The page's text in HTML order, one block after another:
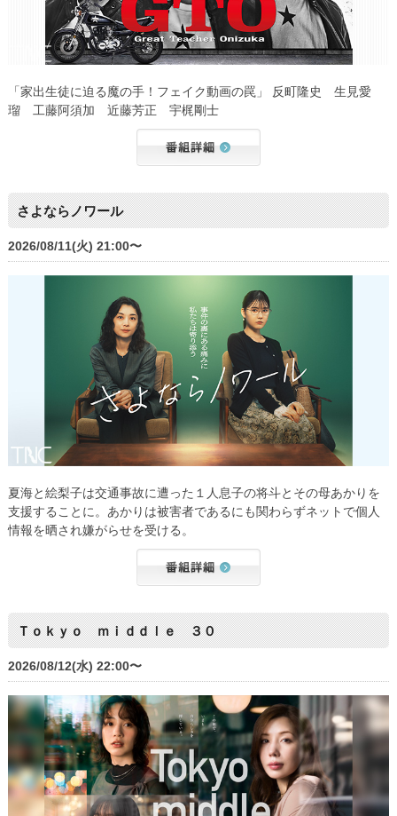
「家出生徒に迫る魔の手！フェイク動画の罠」 反町隆史 生見愛
瑠 工藤阿須加 近藤芳正 宇梶剛士
さよならノワール
2026/08/11(火) 21:00〜
夏海と絵梨子は交通事故に遭った１人息子の将斗とその母あかりを
支援することに。あかりは被害者であるにも関わらずネットで個人
情報を晒され嫌がらせを受ける。
Ｔｏｋｙｏ ｍｉｄｄｌｅ ３０
2026/08/12(水) 22:00〜